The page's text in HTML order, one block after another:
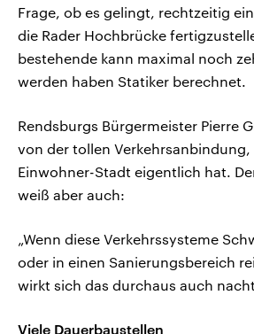
Frage, ob es gelingt, rechtzeitig
die Rader Hochbrücke
bestehende kann maximal noch
werden haben Statiker berechnet.
Rendsburgs Bürgermeister Pierre
von der tollen
Einwohner-Stadt eigentlich hat.
weiß aber auch:
„Wenn diese Verkehrssysteme
oder in einen Sanierungsbereich
wirkt sich das durchaus auch
Viele Dauerbaustellen